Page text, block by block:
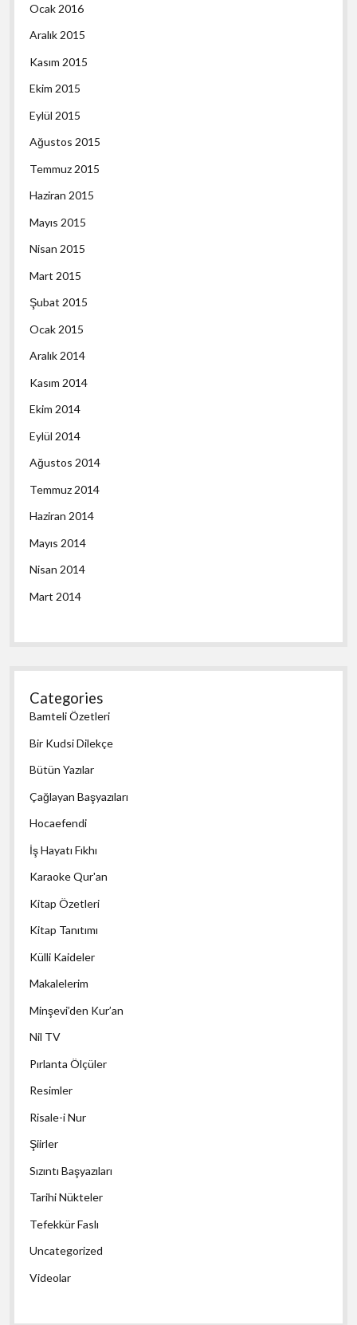
Ocak 2016
Aralık 2015
Kasım 2015
Ekim 2015
Eylül 2015
Ağustos 2015
Temmuz 2015
Haziran 2015
Mayıs 2015
Nisan 2015
Mart 2015
Şubat 2015
Ocak 2015
Aralık 2014
Kasım 2014
Ekim 2014
Eylül 2014
Ağustos 2014
Temmuz 2014
Haziran 2014
Mayıs 2014
Nisan 2014
Mart 2014
Categories
Bamteli Özetleri
Bir Kudsi Dilekçe
Bütün Yazılar
Çağlayan Başyazıları
Hocaefendi
İş Hayatı Fıkhı
Karaoke Qur'an
Kitap Özetleri
Kitap Tanıtımı
Külli Kaideler
Makalelerim
Minşevi’den Kur’an
Nil TV
Pırlanta Ölçüler
Resimler
Risale-i Nur
Şiirler
Sızıntı Başyazıları
Tarihi Nükteler
Tefekkür Faslı
Uncategorized
Videolar